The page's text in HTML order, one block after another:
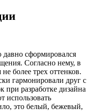
давно сформировался
Согласно нему, в
более трех оттенков.
гармонировали друг с
разработке дизайна
использовать
это белый, бежевый,